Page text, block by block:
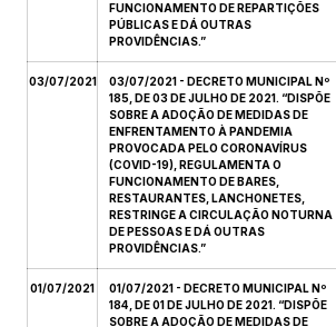
FUNCIONAMENTO DE REPARTIÇÕES
PÚBLICAS E DÁ OUTRAS
PROVIDÊNCIAS.”
03/07/2021
03/07/2021 - DECRETO MUNICIPAL Nº
185, DE 03 DE JULHO DE 2021. “DISPÕE
SOBRE A ADOÇÃO DE MEDIDAS DE
ENFRENTAMENTO À PANDEMIA
PROVOCADA PELO CORONAVÍRUS
(COVID-19), REGULAMENTA O
FUNCIONAMENTO DE BARES,
RESTAURANTES, LANCHONETES,
RESTRINGE A CIRCULAÇÃO NOTURNA
DE PESSOAS E DÁ OUTRAS
PROVIDÊNCIAS.”
01/07/2021
01/07/2021 - DECRETO MUNICIPAL Nº
184, DE 01 DE JULHO DE 2021. “DISPÕE
SOBRE A ADOÇÃO DE MEDIDAS DE